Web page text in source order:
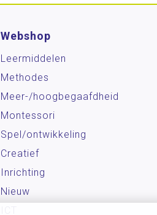
Webshop
Leermiddelen
Methodes
Meer-/hoog­begaafdheid
Montessori
Spel/ontwikkeling
Creatief
Inrichting
Nieuw